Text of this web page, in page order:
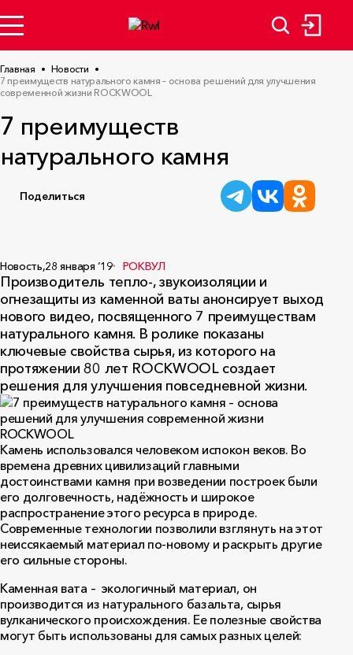
Главная
Новости
7 преимуществ натурального камня – основа решений для улучшения
современной жизни ROCKWOOL
7 преимуществ
натурального камня
Поделиться
Новость,28 января ‘19 РОКВУЛ
Производитель тепло-, звукоизоляции и
огнезащиты из каменной ваты анонсирует выход
нового видео, посвященного 7 преимуществам
натурального камня. В ролике показаны
ключевые свойства сырья, из которого на
протяжении 80 лет ROCKWOOL создает
решения для улучшения повседневной жизни.
Камень использовался человеком испокон веков. Во
времена древних цивилизаций главными
достоинствами камня при возведении построек были
его долговечность, надёжность и широкое
распространение этого ресурса в природе.
Современные технологии позволили взглянуть на этот
неиссякаемый материал по-новому и раскрыть другие
его сильные стороны.
Каменная вата – экологичный материал, он
производится из натурального базальта, сырья
вулканического происхождения. Ее полезные свойства
могут быть использованы для самых разных целей: